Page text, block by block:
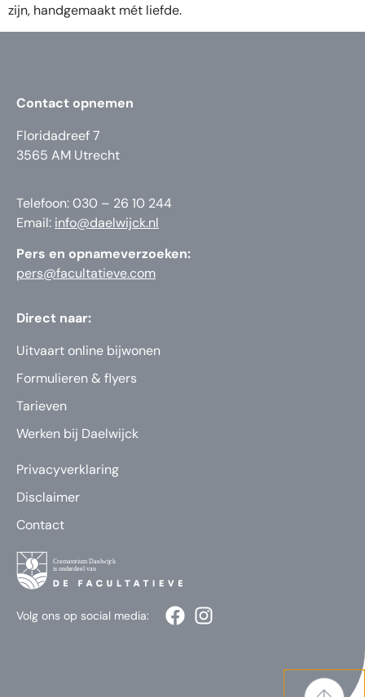
zijn, handgemaakt mét liefde.
Contact opnemen
Floridadreef 7
3565 AM Utrecht
Telefoon: 030 – 26 10 244
Email: info@daelwijck.nl
Pers en opnameverzoeken:
pers@facultatieve.com
Direct naar:
Uitvaart online bijwonen
Formulieren & flyers
Tarieven
Werken bij Daelwijck
Privacyverklaring
Disclaimer
Contact
Volg ons op social media: